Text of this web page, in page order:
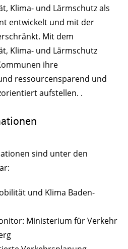
Klima- und Lärmschutz als
entwickelt und mit der
Mit dem
Klima- und Lärmschutz
ihre
ressourcensparend und
aufstellen. .
sind unter den
und Klima Baden-
Ministerium für Verkehr